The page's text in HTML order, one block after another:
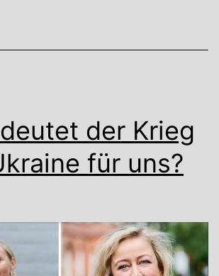
der Krieg
für uns?